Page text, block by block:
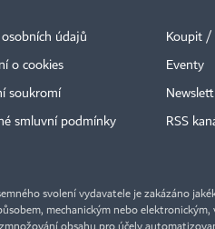
údajů
o cookies
soukromí
smluvní podmínky
Koupit /
Eventy
RSS
svolení vydavatele je zakázáno
mechanickým nebo elektronickým,